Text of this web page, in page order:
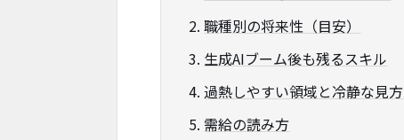
職種別の将来性（目安）
生成AIブーム後も残るスキル
過熱しやすい領域と冷静な見方
需給の読み方